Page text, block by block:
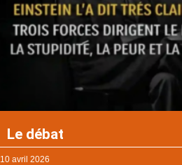
Le débat
10 avril 2026